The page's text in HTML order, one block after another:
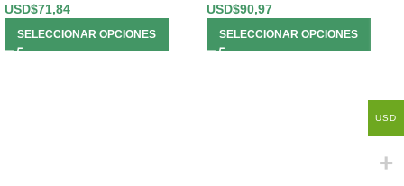
USD$71,84
SELECCIONAR OPCIONES
USD$90,97
SELECCIONAR OPCIONES
USD